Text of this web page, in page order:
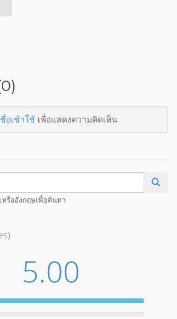
อเข้าใช้เพื่อแสดงความคิดเห็น
รืออังกฤษเพื่อค้นหา
5.00